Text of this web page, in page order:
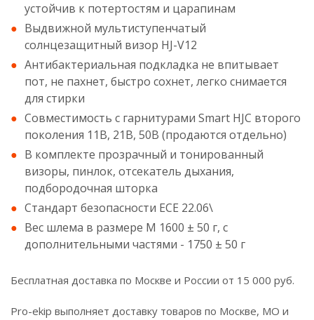
устойчив к потертостям и царапинам
Выдвижной мультиступенчатый
солнцезащитный визор HJ-V12
Антибактериальная подкладка не впитывает
пот, не пахнет, быстро сохнет, легко снимается
для стирки
Совместимость с гарнитурами Smart HJC второго
поколения 11B, 21B, 50B (продаются отдельно)
В комплекте прозрачный и тонированный
визоры, пинлок, отсекатель дыхания,
подбородочная шторка
Стандарт безопасности ECE 22.06\
Вес шлема в размере M 1600 ± 50 г, с
дополнительными частями - 1750 ± 50 г
Бесплатная доставка по Москве и России от 15 000 руб.
Pro-ekip выполняет доставку товаров по Москве, МО и